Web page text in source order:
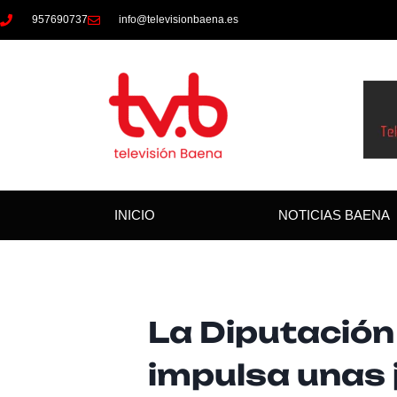
957690737 info@televisionbaena.es
INICIO NOTICIAS BAENA
La
impulsa unas